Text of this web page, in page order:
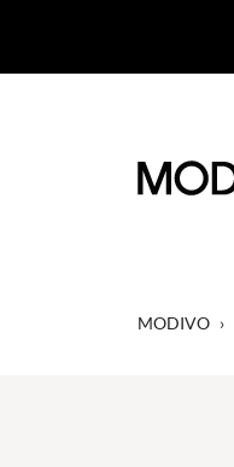
MODIVO ›